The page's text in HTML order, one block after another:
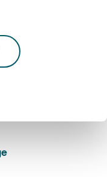
med